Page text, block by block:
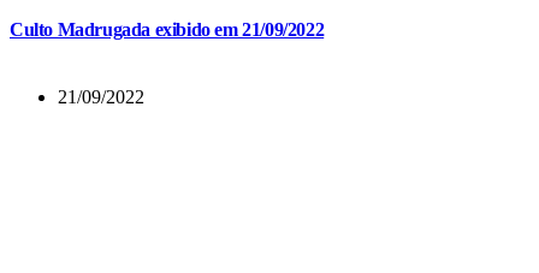
Culto Madrugada exibido em 21/09/2022
21/09/2022